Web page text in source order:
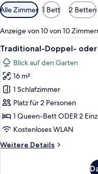
Verfügbare
Filter
für
Zimmer
Alle Zimmer 1 Bett 2 Betten
Anzeige von 10 von 10
Alle
Fotos
für
Traditional-
Doppel-
oder
-
Zweibettzimmer,
Schlafzimmer
5
Traditional-Doppel-
Blick auf den Garten
16 m²
1 Schlafzimmer
Platz für 2 Personen
1 Queen-Bett ODER 2
Kostenloses WLAN
Weitere Details
Weitere